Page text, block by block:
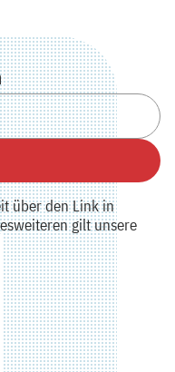
über den Link in
gilt unsere